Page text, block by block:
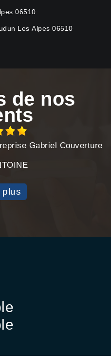
06510
Les Alpes 06510
de nos
Gabriel Couverture
plus